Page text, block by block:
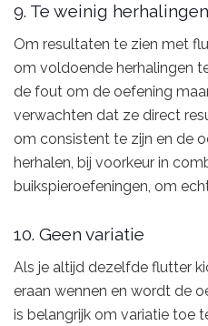
9. Te weinig herhalingen
Om resultaten te zien met
om voldoende herhalingen
de fout om de oefening
verwachten dat ze direct
om consistent te zijn en de
herhalen, bij voorkeur in
buikspieroefeningen, om
10. Geen variatie
Als je altijd dezelfde flutter
eraan wennen en wordt de
is belangrijk om variatie toe